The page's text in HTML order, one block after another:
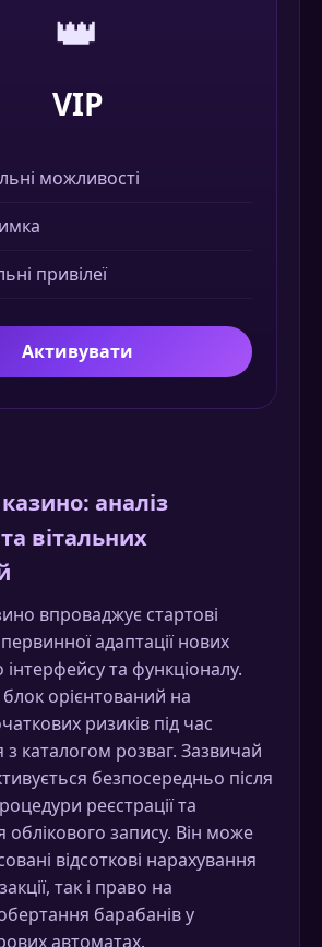
👑
VIP
можливості
привілеї
Активувати
аналіз
вітальних
впроваджує стартові
адаптації нових
інтерфейсу та функціоналу.
орієнтований на
ризиків під час
каталогом розваг. Зазвичай
безпосередньо після
реєстрації та
облікового запису. Він може
відсоткові нарахування
так і право на
барабанів у
автоматах.